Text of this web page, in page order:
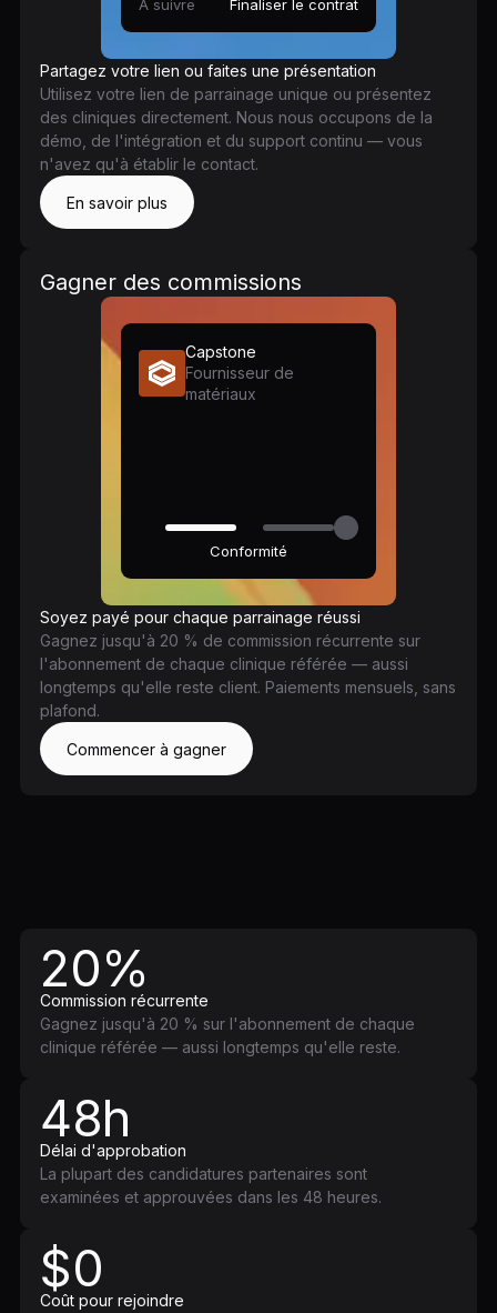
À suivre Finaliser le contrat
Partagez votre lien ou faites une présentation
Utilisez votre lien de parrainage unique ou présentez
des cliniques directement. Nous nous occupons de la
démo, de l'intégration et du support continu — vous
n'avez qu'à établir le contact.
En savoir plus
Gagner des commissions
Capstone
Fournisseur de
matériaux
Conformité
Soyez payé pour chaque parrainage réussi
Gagnez jusqu'à 20 % de commission récurrente sur
l'abonnement de chaque clinique référée — aussi
longtemps qu'elle reste client. Paiements mensuels, sans
plafond.
Commencer à gagner
20%
Commission récurrente
Gagnez jusqu'à 20 % sur l'abonnement de chaque
clinique référée — aussi longtemps qu'elle reste.
48h
Délai d'approbation
La plupart des candidatures partenaires sont
examinées et approuvées dans les 48 heures.
$0
Coût pour rejoindre